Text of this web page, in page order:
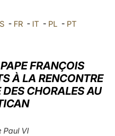
العربيّة
LATINE
- FR - IT - PL - PT
FRANÇOIS
À LA RENCONTRE
CHORALES AU
Paul VI